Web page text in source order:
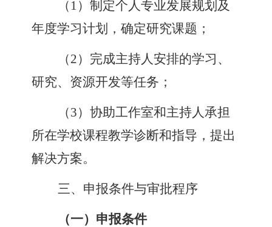
（ 1） 制定个人专业发展规划及
年度学习计划，确定研究课题 ；
（2） 完成主持人安排的学习、
研究、资源开发等任务 ；
（3）协助工作室和主持人承担
所在学校课程教学诊断和指导，提出
解决方案。
三、申报条件与审批程序
（一）申报条件